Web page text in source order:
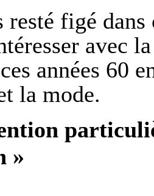
resté figé
avec
années 60
la mode.
»